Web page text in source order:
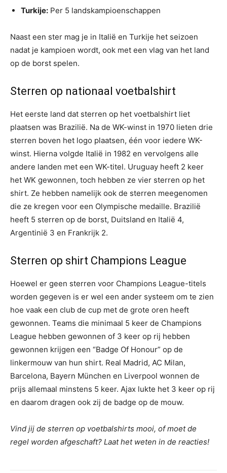
Turkije: Per 5 landskampioenschappen
Naast een ster mag je in Italië en Turkije het seizoen
nadat je kampioen wordt, ook met een vlag van het land
op de borst spelen.
Sterren op nationaal voetbalshirt
Het eerste land dat sterren op het voetbalshirt liet
plaatsen was Brazilië. Na de WK-winst in 1970 lieten drie
sterren boven het logo plaatsen, één voor iedere WK-
winst. Hierna volgde Italië in 1982 en vervolgens alle
andere landen met een WK-titel. Uruguay heeft 2 keer
het WK gewonnen, toch hebben ze vier sterren op het
shirt. Ze hebben namelijk ook de sterren meegenomen
die ze kregen voor een Olympische medaille. Brazilië
heeft 5 sterren op de borst, Duitsland en Italië 4,
Argentinië 3 en Frankrijk 2.
Sterren op shirt Champions League
Hoewel er geen sterren voor Champions League-titels
worden gegeven is er wel een ander systeem om te zien
hoe vaak een club de cup met de grote oren heeft
gewonnen. Teams die minimaal 5 keer de Champions
League hebben gewonnen of 3 keer op rij hebben
gewonnen krijgen een “Badge Of Honour” op de
linkermouw van hun shirt. Real Madrid, AC Milan,
Barcelona, Bayern München en Liverpool wonnen de
prijs allemaal minstens 5 keer. Ajax lukte het 3 keer op rij
en daarom dragen ook zij de badge op de mouw.
Vind jij de sterren op voetbalshirts mooi, of moet de
regel worden afgeschaft? Laat het weten in de reacties!